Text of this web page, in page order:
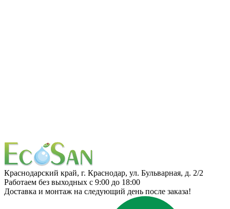
Краснодарский край, г. Краснодар, ул. Бульварная, д. 2/2
Работаем без выходных с 9:00 до 18:00
Доставка и монтаж на следующий день после заказа!